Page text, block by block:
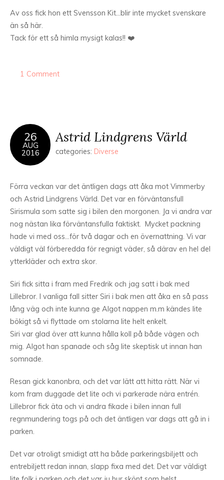
Av oss fick hon ett Svensson Kit…blir inte mycket svenskare
än så här.
Tack för ett så himla mysigt kalas!! ❤️
1 Comment
26
AUG
2016
Astrid Lindgrens Värld
categories: Diverse
Förra veckan var det äntligen dags att åka mot Vimmerby
och Astrid Lindgrens Värld. Det var en förväntansfull
Sirismula som satte sig i bilen den morgonen. Ja vi andra var
nog nästan lika förväntansfulla faktiskt. Mycket packning
hade vi med oss…för två dagar och en övernattning. Vi var
väldigt väl förberedda för regnigt väder, så därav en hel del
ytterkläder och extra skor.
Siri fick sitta i fram med Fredrik och jag satt i bak med
Lillebror. I vanliga fall sitter Siri i bak men att åka en så pass
lång väg och inte kunna ge Algot nappen m.m kändes lite
bökigt så vi flyttade om stolarna lite helt enkelt.
Siri var glad över att kunna hålla koll på både vägen och
mig. Algot han spanade och såg lite skeptisk ut innan han
somnade.
Resan gick kanonbra, och det var lätt att hitta rätt. När vi
kom fram duggade det lite och vi parkerade nära entrén.
Lillebror fick äta och vi andra fikade i bilen innan full
regnmundering togs på och det äntligen var dags att gå in i
parken.
Det var otroligt smidigt att ha både parkeringsbiljett och
entrebiljett redan innan, slapp fixa med det. Det var väldigt